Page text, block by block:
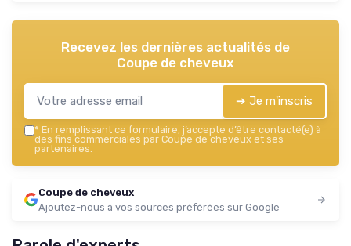
Recevez les dernières actualités de
Coupe de cheveux
➔ Je m'inscris
* En remplissant ce formulaire, j’accepte d’être contacté(e) à
des fins commerciales par Coupe de cheveux et ses
partenaires.
Coupe de cheveux
Ajoutez-nous à vos sources préférées sur Google